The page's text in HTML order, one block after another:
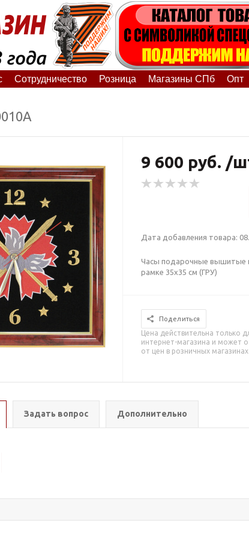
Сотрудничество Розница Магазины СПб Опт
9 600 руб. /
Дата добавления товара:
Часы подарочные вышитые
рамке 35х35 см (ГРУ)
Поделиться
Цена действительна только
интернет-магазина и может
от цен в розничных магазинах
Задать вопрос Дополнительно